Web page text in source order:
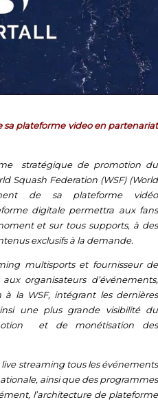
sa plateforme video en partenariat
stratégique de promotion du
Squash Federation (WSF) (World
de sa plateforme vidéo
digitale permettra aux fans
et sur tous supports, à des
exclusifs à la demande.
multisports et fournisseur de
organisateurs d’événements,
la WSF, intégrant les dernières
une plus grande visibilité du
et de monétisation des
streaming tous les événements
ainsi que des programmes
l’architecture de plateforme